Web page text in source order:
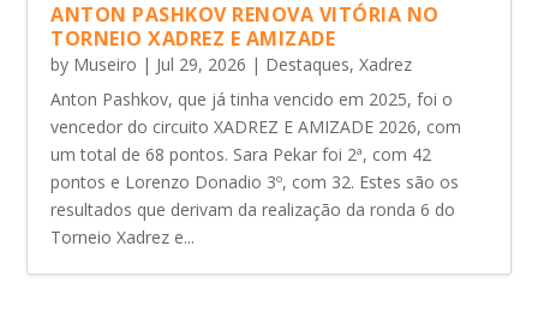
ANTON PASHKOV RENOVA VITÓRIA NO
TORNEIO XADREZ E AMIZADE
by Museiro | Jul 29, 2026 | Destaques,Xadrez
Anton Pashkov, que já tinha vencido em 2025, foi o
vencedor do circuito XADREZ E AMIZADE 2026, com
um total de 68 pontos. Sara Pekar foi 2ª, com 42
pontos e Lorenzo Donadio 3º, com 32. Estes são os
resultados que derivam da realização da ronda 6 do
Torneio Xadrez e...